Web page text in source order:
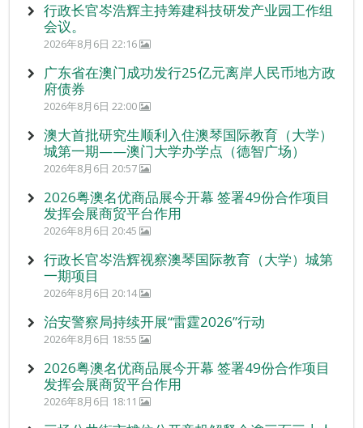
行政长官岑浩辉主持筹建科技研发产业园工作组
会议。
2026年8月6日 22:16
广东省在澳门成功发行25亿元离岸人民币地方政
府债券
2026年8月6日 22:00
澳大首批研究生顺利入住澳琴国际教育（大学）
城第一期——澳门大学办学点（德智广场）
2026年8月6日 20:57
2026粤澳名优商品展今开幕 签署49份合作项目
发挥会展商贸平台作用
2026年8月6日 20:45
行政长官岑浩辉视察澳琴国际教育（大学）城第
一期项目
2026年8月6日 20:14
治安警察局持续开展“雷霆2026”行动
2026年8月6日 18:55
2026粤澳名优商品展今开幕 签署49份合作项目
发挥会展商贸平台作用
2026年8月6日 18:11